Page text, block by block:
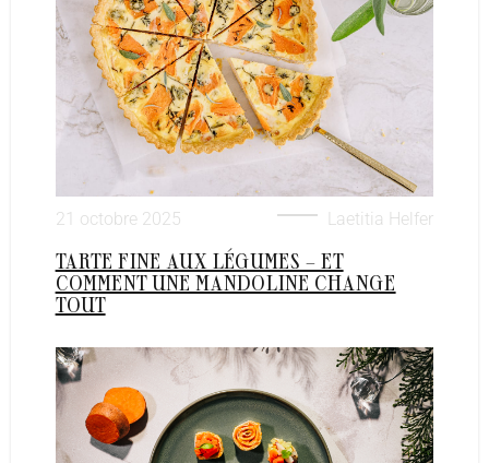
21 octobre 2025 Laetitia Helfer
TARTE FINE AUX LÉGUMES – ET
COMMENT UNE MANDOLINE CHANGE
TOUT